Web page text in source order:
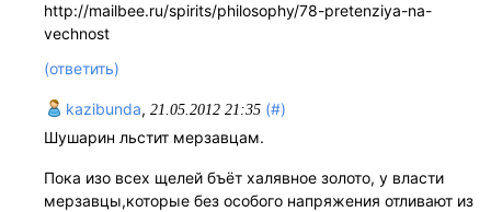
http://mailbee.ru/spirits/philosophy/78-pretenziya-na-
vechnost
(ответить)
kazibunda, 21.05.2012 21:35 (#)
Шушарин льстит мерзавцам.
Пока изо всех щелей бъёт халявное золото, у власти
мерзавцы,которые без особого напряжения отливают из